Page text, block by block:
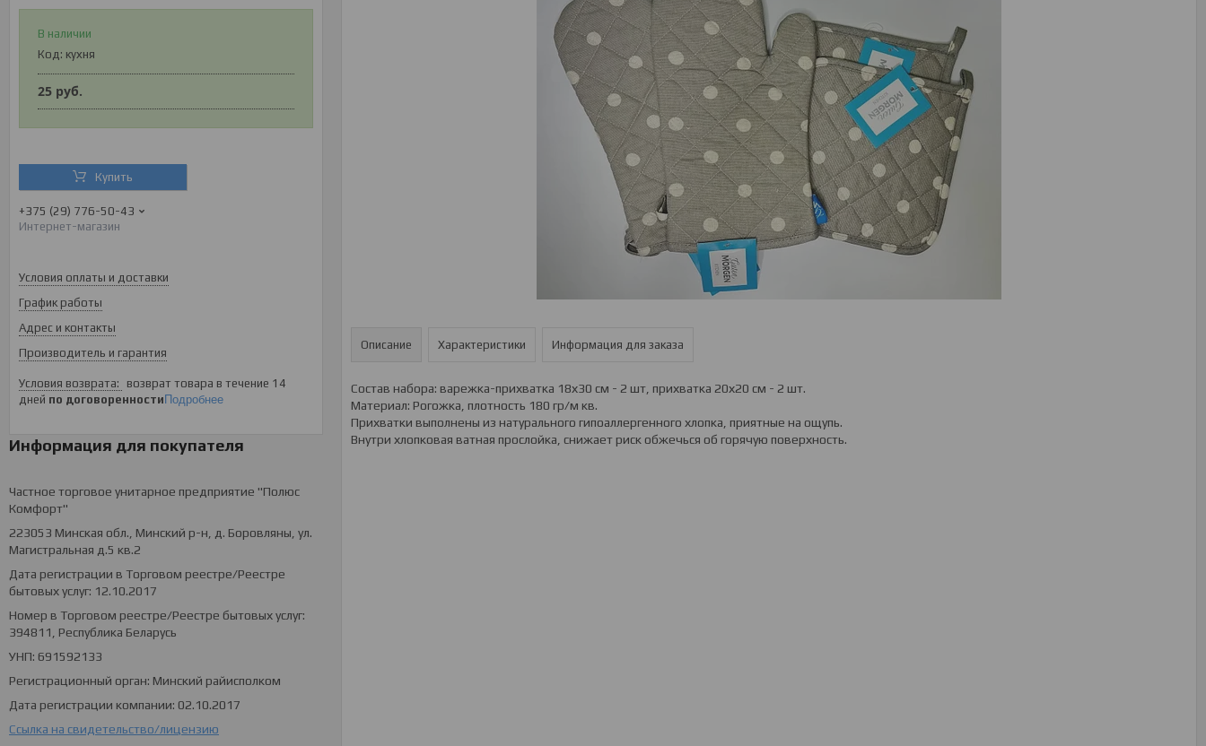
В наличии
Код: кухня
25 руб.
Купить
+375 (29) 776-50-43
Интернет-магазин
Условия оплаты и доставки
График работы
Адрес и контакты
Производитель и гарантия
возврат товара в течение 14
дней по договоренностиПодробнее
Информация для покупателя
Частное торговое унитарное предприятие "Полюс
Комфорт"
223053 Минская обл., Минский р-н, д. Боровляны, ул.
Магистральная д.5 кв.2
Дата регистрации в Торговом реестре/Реестре
бытовых услуг: 12.10.2017
Номер в Торговом реестре/Реестре бытовых услуг:
394811, Республика Беларусь
УНП: 691592133
Регистрационный орган: Минский райисполком
Дата регистрации компании: 02.10.2017
Ссылка на свидетельство/лицензию
Описание Характеристики Информация для заказа
Состав набора: варежка-прихватка 18х30 см - 2 шт, прихватка 20х20 см - 2 шт.
Материал: Рогожка, плотность 180 гр/м кв.
Прихватки выполнены из натурального гипоаллергенного хлопка, приятные на ощупь.
Внутри хлопковая ватная прослойка, снижает риск обжечься об горячую поверхность.